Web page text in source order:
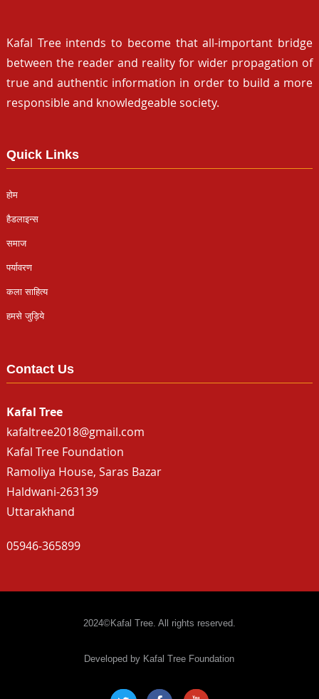
Kafal Tree intends to become that all-important bridge
between the reader and reality for wider propagation of
true and authentic information in order to build a more
responsible and knowledgeable society.
Quick Links
होम
हैडलाइन्स
समाज
पर्यावरण
कला साहित्य
हमसे जुड़िये
Contact Us
Kafal Tree
kafaltree2018@gmail.com
Kafal Tree Foundation
Ramoliya House, Saras Bazar
Haldwani-263139
Uttarakhand
05946-365899
2024©Kafal Tree. All rights reserved.
Developed by Kafal Tree Foundation